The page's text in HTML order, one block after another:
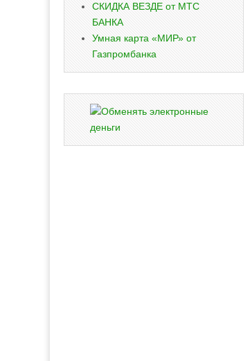
СКИДКА ВЕЗДЕ от МТС
БАНКА
Умная карта «МИР» от
Газпромбанка